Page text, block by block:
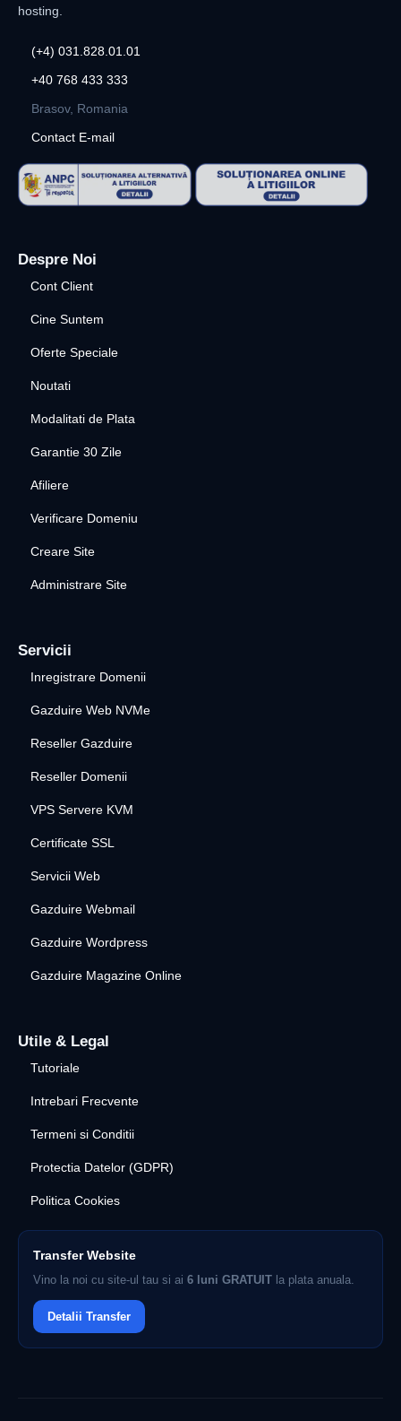
hosting.
(+4) 031.828.01.01
+40 768 433 333
Brasov, Romania
Contact E-mail
Despre Noi
Cont Client
Cine Suntem
Oferte Speciale
Noutati
Modalitati de Plata
Garantie 30 Zile
Afiliere
Verificare Domeniu
Creare Site
Administrare Site
Servicii
Inregistrare Domenii
Gazduire Web NVMe
Reseller Gazduire
Reseller Domenii
VPS Servere KVM
Certificate SSL
Servicii Web
Gazduire Webmail
Gazduire Wordpress
Gazduire Magazine Online
Utile & Legal
Tutoriale
Intrebari Frecvente
Termeni si Conditii
Protectia Datelor (GDPR)
Politica Cookies
Transfer Website
Vino la noi cu site-ul tau si ai 6 luni GRATUIT la plata anuala.
Detalii Transfer